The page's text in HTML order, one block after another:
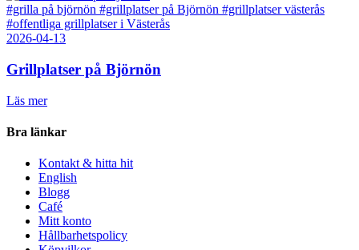
#grilla på björnön #grillplatser på Björnön #grillplatser västerås
#offentliga grillplatser i Västerås
2026-04-13
Grillplatser på Björnön
Läs mer
Bra länkar
Kontakt & hitta hit
English
Blogg
Café
Mitt konto
Hållbarhetspolicy